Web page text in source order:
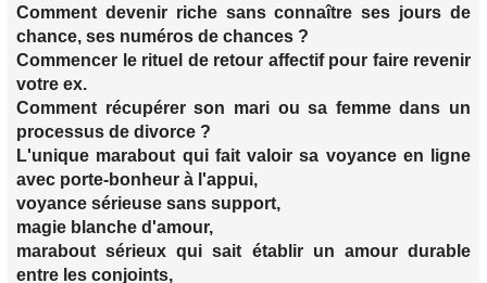
Comment devenir riche sans connaître ses jours de
chance, ses numéros de chances ?
Commencer le rituel de retour affectif pour faire revenir
votre ex.
Comment récupérer son mari ou sa femme dans un
processus de divorce ?
L'unique marabout qui fait valoir sa voyance en ligne
avec porte-bonheur à l'appui,
voyance sérieuse sans support,
magie blanche d'amour,
marabout sérieux qui sait établir un amour durable
entre les conjoints,